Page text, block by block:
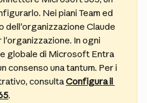
Nei piani Team ed
dell'organizzazione Claude
In ogni
globale di Microsoft Entra
consenso una tantum. Per i
consulta Configura il
.